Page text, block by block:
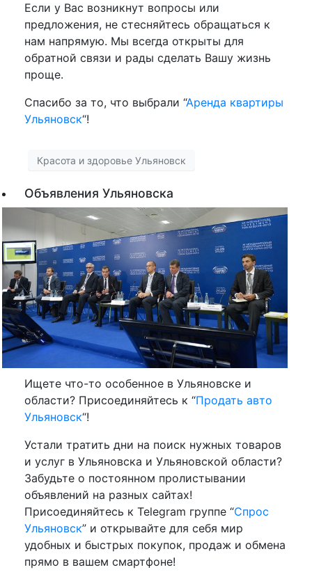
Если у Вас возникнут вопросы или
предложения, не стесняйтесь обращаться к
нам напрямую. Мы всегда открыты для
обратной связи и рады сделать Вашу жизнь
проще.
Спасибо за то, что выбрали “Аренда квартиры
Ульяновск“!
Красота и здоровье Ульяновск
Объявления Ульяновска
Ищете что-то особенное в Ульяновске и
области? Присоединяйтесь к “Продать авто
Ульяновск“!
Устали тратить дни на поиск нужных товаров
и услуг в Ульяновска и Ульяновской области?
Забудьте о постоянном пролистывании
объявлений на разных сайтах!
Присоединяйтесь к Telegram группе “Спрос
Ульяновск” и открывайте для себя мир
удобных и быстрых покупок, продаж и обмена
прямо в вашем смартфоне!